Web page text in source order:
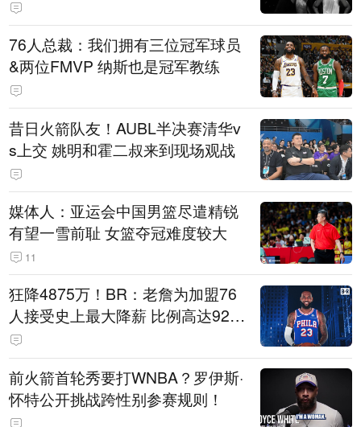
76人总裁：我们拥有三位冠军球员
&两位FMVP 纳斯也是冠军教练
昔日火箭队友！AUBL半决赛清华v
s上交 姚明和霍二叔来到现场观战
媒体人：亚运会中国男篮尽遣精锐
有望一雪前耻 女篮夺冠难度较大
11
狂降4875万！BR：老詹为加盟76
人接受史上最大降薪 比例高达92.
6%
前火箭首轮秀要打WNBA？罗伊斯·
怀特公开挑战跨性别参赛规则！